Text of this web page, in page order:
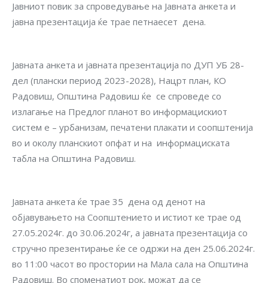
Јавниот повик за спроведување на Јавната анкета и
јавна презентација ќе трае петнаесет дена.
Јавната анкета и јавната презентација по ДУП УБ 28-
дел (плански период 2023-2028), Нацрт план, КО
Радовиш, Општина Радовиш ќе се спроведе со
излагање на Предлог планот во информацискиот
систем е – урбанизам, печатени плакати и соопштенија
во и околу планскиот опфат и на информациската
табла на Општина Радовиш.
Јавната анкета ќе трае 35 дена од денот на
објавувањето на Соопштението и истиот ке трае од
27.05.2024г. до 30.06.2024г, а јавната презентација со
стручно презентирање ќе се одржи на ден 25.06.2024г.
во 11:00 часот во простории на Мала сала на Општина
Радовиш. Во споменатиот рок, можат да се